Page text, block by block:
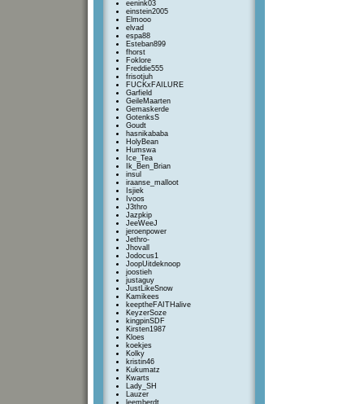
eenink03
einstein2005
Elmooo
elvad
espa88
Esteban899
fhorst
Foklore
Freddie555
frisotjuh
FUCKxFAILURE
Garfield
GeileMaarten
Gemaskerde
GotenksS
Goudt
hasnikababa
HolyBean
Humswa
Ice_Tea
Ik_Ben_Brian
insul
iraanse_malloot
Isjiek
Ivoos
J3thro
Jazpkip
JeeWeeJ
jeroenpower
Jethro-
Jhovall
Jodocus1
JoopUitdeknoop
joostieh
justaguy
JustLikeSnow
Kamikees
keeptheFAITHalive
KeyzerSoze
kingpinSDF
Kirsten1987
Kloes
koekjes
Kolky
kristin46
Kukumatz
Kwarts
Lady_SH
Lauzer
leemberdt